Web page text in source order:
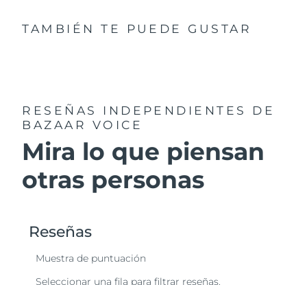
TAMBIÉN TE PUEDE GUSTAR
RESEÑAS INDEPENDIENTES
DE
BAZAAR VOICE
Mira lo que piensan
otras personas